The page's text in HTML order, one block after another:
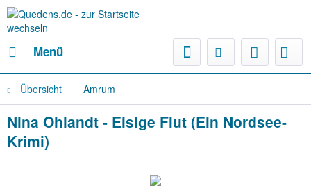
Menü
Übersicht Amrum
Nina Ohlandt - Eisige Flut (Ein Nordsee-
Krimi)